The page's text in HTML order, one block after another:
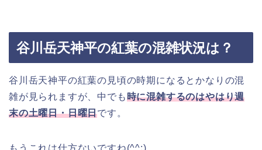
谷川岳天神平の紅葉の混雑状況は？
谷川岳天神平の紅葉の見頃の時期になるとかなりの混
雑が見られますが、中でも時に混雑するのはやはり週
末の土曜日・日曜日です。
もうこれは仕方ないですね(^^;)